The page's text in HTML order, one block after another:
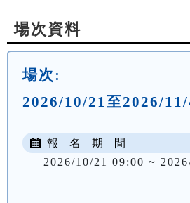
場次資料
場次:
2026/10/21至2026/
報 名 期 間
2026/10/21 09:00 ~